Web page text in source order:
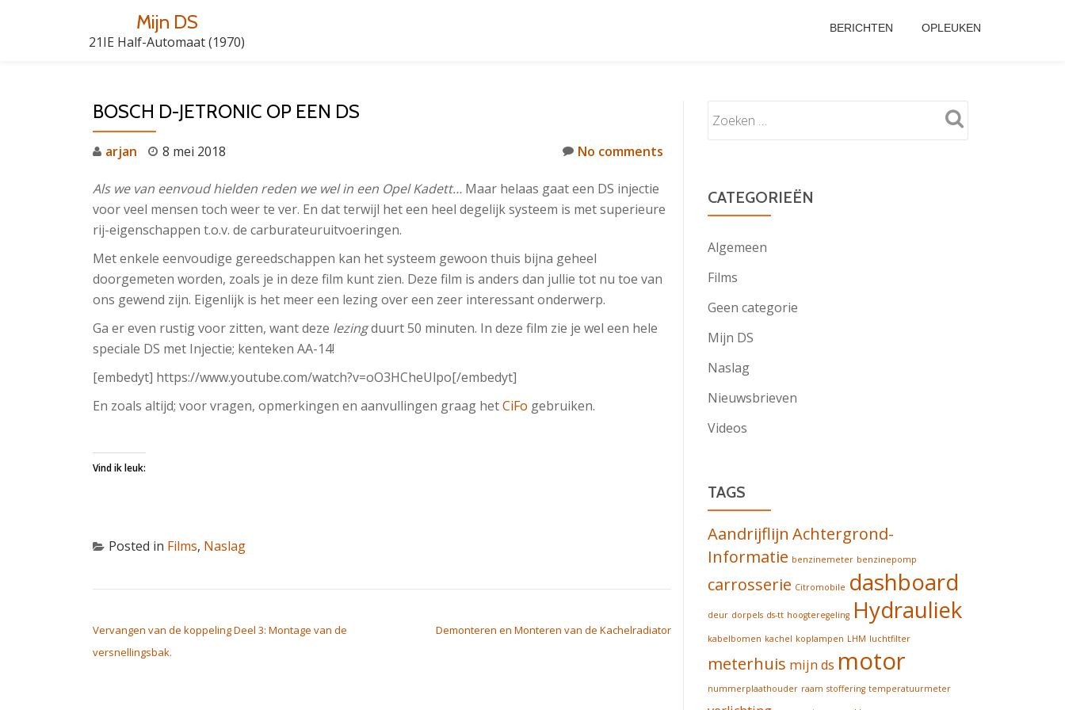
Mijn DS
21IE Half-Automaat (1970)
BERICHTEN OPLEUKEN
BOSCH D-JETRONIC OP EEN DS
arjan 8 mei 2018 No comments
Als we van eenvoud hielden reden we wel in een Opel Kadett… Maar helaas gaat een DS injectie
voor veel mensen toch weer te ver. En dat terwijl het een heel degelijk systeem is met superieure
rij-eigenschappen t.o.v. de carburateuruitvoeringen.
Met enkele eenvoudige gereedschappen kan het systeem gewoon thuis bijna geheel
doorgemeten worden, zoals je in deze film kunt zien. Deze film is anders dan jullie tot nu toe van
ons gewend zijn. Eigenlijk is het meer een lezing over een zeer interessant onderwerp.
Ga er even rustig voor zitten, want deze lezingduurt 50 minuten. In deze film zie je wel een hele
speciale DS met Injectie; kenteken AA-14!
[embedyt] https://www.youtube.com/watch?v=oO3HCheUlpo[/embedyt]
En zoals altijd; voor vragen, opmerkingen en aanvullingen graag hetCiFo gebruiken.
Vind ik leuk:
Posted in Films, Naslag
Vervangen van de koppeling Deel 3: Montage van de
versnellingsbak.
Demonteren en Monteren van de Kachelradiator
CATEGORIEËN
Algemeen
Films
Geen categorie
Mijn DS
Naslag
Nieuwsbrieven
Videos
TAGS
Aandrijflijn Achtergrond-
Informatie benzinemeter benzinepomp
carrosserie Citromobile dashboard
deur dorpels ds-tt hoogteregeling Hydrauliek
kabelbomen kachel koplampen LHM luchtfilter
meterhuis mijn ds motor
nummerplaathouder raam stoffering temperatuurmeter